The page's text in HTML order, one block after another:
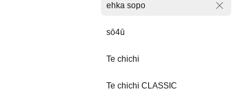
ehka sopo
sō4ū
Te chichi
Te chichi CLASSIC